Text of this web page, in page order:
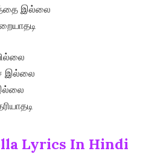
இல்லை
இல்லை
Lyrics In Hindi